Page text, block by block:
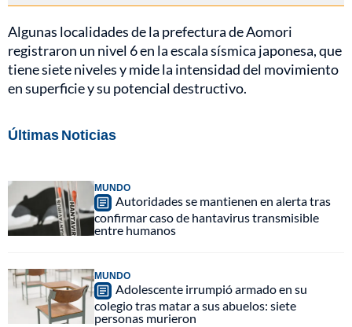
Algunas localidades de la prefectura de Aomori
registraron un nivel 6 en la escala sísmica japonesa, que
tiene siete niveles y mide la intensidad del movimiento
en superficie y su potencial destructivo.
Últimas Noticias
MUNDO
Autoridades se mantienen en alerta tras
confirmar caso de hantavirus transmisible
entre humanos
MUNDO
Adolescente irrumpió armado en su
colegio tras matar a sus abuelos: siete
personas murieron